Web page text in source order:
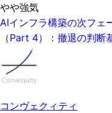
やや強気
AIインフラ構築の次フェ
（Part 4）：撤退の判断
コンヴェクィティ